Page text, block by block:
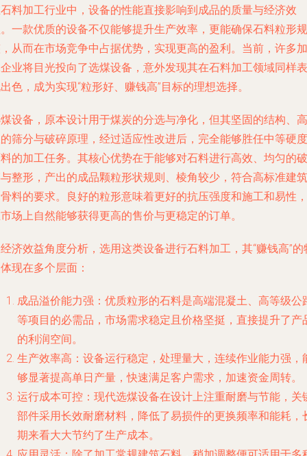
料加工行业中，设备的性能直接影响到成品的质量与经济效
一款优质的设备不仅能够提升生产效率，更能确保石料粒形规
从而在市场竞争中占据优势，实现更高的盈利。当前，许多加
业将目光投向了选煤设备，意外发现其在石料加工领域同样表
色，成为实现“粒形好、赚钱高”目标的理想选择。
设备，原本设计用于煤炭的分选与净化，但其坚固的结构、高
筛分与破碎原理，经过适应性改进后，完全能够胜任中等硬度
的加工任务。其核心优势在于能够对石料进行高效、均匀的破
整形，产出的成品颗粒形状规则、棱角较少，符合高标准建筑
料的要求。良好的粒形意味着更好的抗压强度和施工和易性，
场上自然能够获得更高的售价与更稳定的订单。
济效益角度分析，选用这类设备进行石料加工，其“赚钱高”的
现在多个层面：
成品溢价能力强 ：优质粒形的石料是高端混凝土、高等级公
等项目的必需品，市场需求稳定且价格坚挺，直接提升了产
的利润空间。
生产效率高 ：设备运行稳定，处理量大，连续作业能力强，
够显著提高单日产量，快速满足客户需求，加速资金周转。
运行成本可控 ：现代选煤设备在设计上注重耐磨与节能，关
部件采用长效耐磨材料，降低了易损件的更换频率和能耗，
期来看大大节约了生产成本。